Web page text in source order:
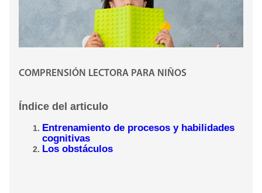
COMPRENSIÓN LECTORA PARA NIÑOS
Índice del articulo
Entrenamiento de procesos y habilidades
cognitivas
Los obstáculos